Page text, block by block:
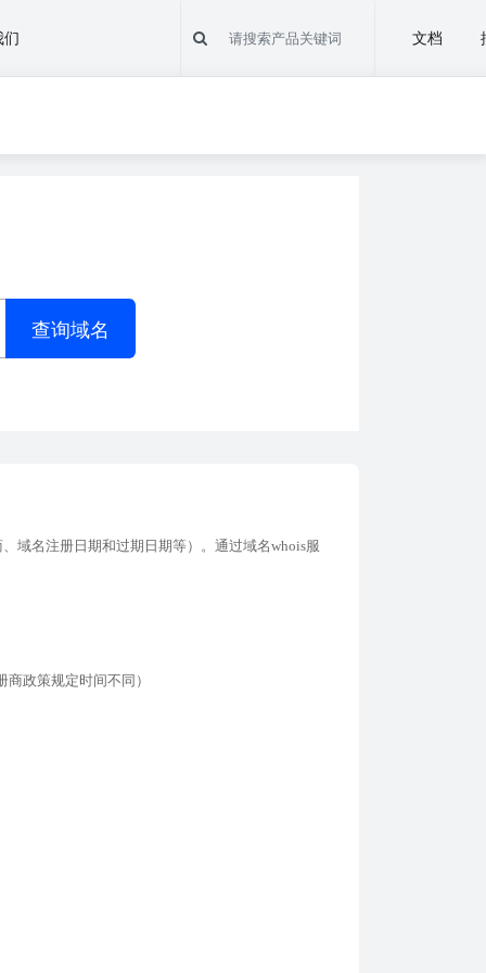
们 文档
域名注册日期和过期日期等）。通过域名whois服
政策规定时间不同）